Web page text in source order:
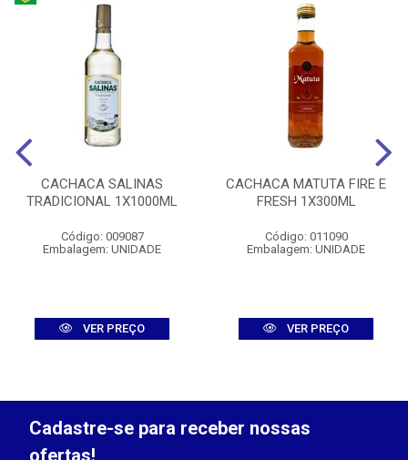
CACHACA SALINAS
TRADICIONAL 1X1000ML
Código: 009087
Embalagem: UNIDADE
VER PREÇO
CACHACA MATUTA FIRE E
FRESH 1X300ML
Código: 011090
Embalagem: UNIDADE
VER PREÇO
Cadastre-se para receber nossas
ofertas!